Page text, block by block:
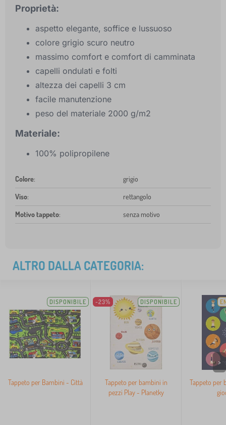
Proprietà:
aspetto elegante, soffice e lussuoso
colore grigio scuro neutro
massimo comfort e comfort di camminata
capelli ondulati e folti
altezza dei capelli 3 cm
facile manutenzione
peso del materiale 2000 g/m2
Materiale:
100% polipropilene
Colore: grigio
Viso: rettangolo
Motivo tappeto: senza motivo
ALTRO DALLA CATEGORIA:
DISPONIBILE
Tappeto per Bambini - Città
-23% DISPONIBILE
Tappeto per bambini in
pezzi Play - Planetky
Tappeto per
>